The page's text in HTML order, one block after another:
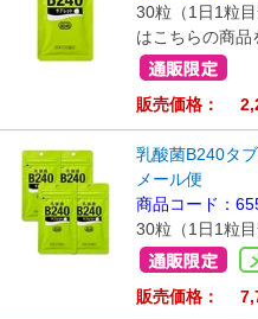
30粒（1日1粒
はこちらの商品
販売価格：
乳酸菌B240タ
メール便
商品コード：
30粒（1日1粒
販売価格：